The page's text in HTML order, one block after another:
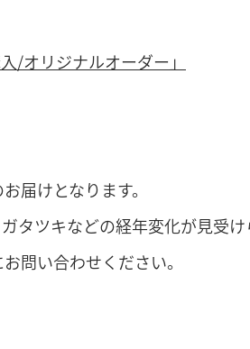
/オリジナルオーダー」
届けとなります。
タツキなどの経年変化が見受け
問い合わせください。